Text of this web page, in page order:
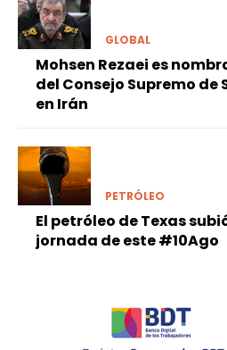
GLOBAL
Mohsen Rezaei es
del Consejo Supremo
en Irán
PETRÓLEO
El petróleo de Texas
jornada de este #10Ago